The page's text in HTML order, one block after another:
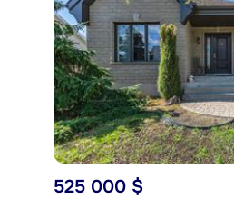
525 000 $